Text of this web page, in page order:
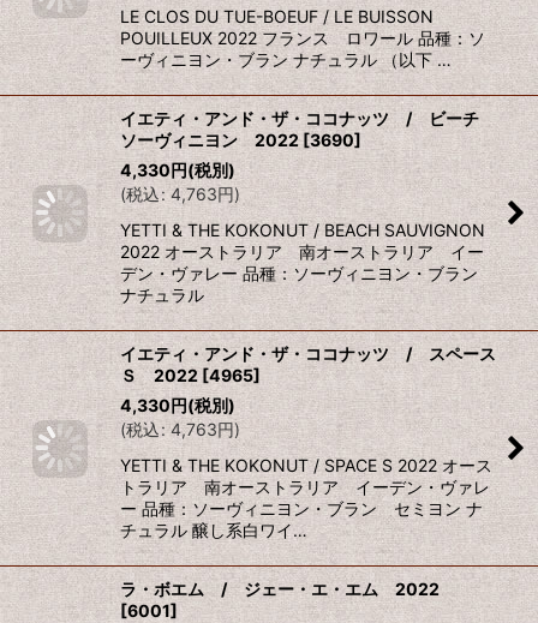
LE CLOS DU TUE-BOEUF / LE BUISSON
POUILLEUX 2022 フランス ロワール 品種：ソ
ーヴィニヨン・ブラン ナチュラル （以下 …
イエティ・アンド・ザ・ココナッツ / ビーチ
ソーヴィニヨン 2022 [3690]
4,330円(税別)
(税込: 4,763円)
YETTI & THE KOKONUT / BEACH SAUVIGNON
2022 オーストラリア 南オーストラリア イー
デン・ヴァレー 品種：ソーヴィニヨン・ブラン
ナチュラル
イエティ・アンド・ザ・ココナッツ / スペース
Ｓ 2022 [4965]
4,330円(税別)
(税込: 4,763円)
YETTI & THE KOKONUT / SPACE S 2022 オース
トラリア 南オーストラリア イーデン・ヴァレ
ー 品種：ソーヴィニヨン・ブラン セミヨン ナ
チュラル 醸し系白ワイ…
ラ・ボエム / ジェー・エ・エム 2022
[6001]